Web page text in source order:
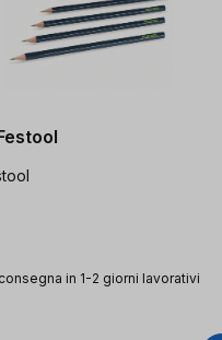
in 1-2 giorni lavorativi